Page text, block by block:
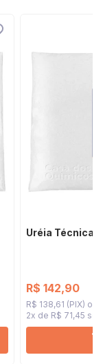
Uréia Técnica
R$ 142,90
R$ 138,61 (PIX)
2x de R$ 71,45